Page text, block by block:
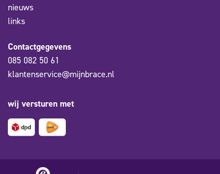
nieuws
links
Contactgegevens
085 082 50 61
klantenservice@mijnbrace.nl
wij versturen met